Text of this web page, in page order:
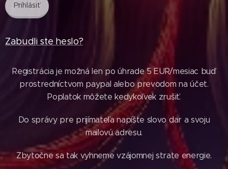
Prihlásiť
Zabudli ste heslo?
Registrácia je možná len po úhrade 5 EUR/mesiac buď
prostredníctvom paypal alebo prevodom na účet.
Poplatok môžete kedykoľvek zrušiť.
Do správy pre prijímateľa napíšte slovo dar a svoju
mailovú adresu.
Zbytočne sa tak vyhneme vzájomnej strate energie.